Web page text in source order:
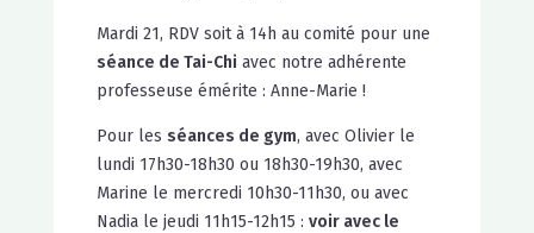
Mardi 21, RDV soit à 14h au comité pour une
séance de Tai-Chi avec notre adhérente
professeuse émérite : Anne-Marie !
Pour les séances de gym, avec Olivier le
lundi 17h30-18h30 ou 18h30-19h30, avec
Marine le mercredi 10h30-11h30, ou avec
Nadia le jeudi 11h15-12h15 : voir avec le